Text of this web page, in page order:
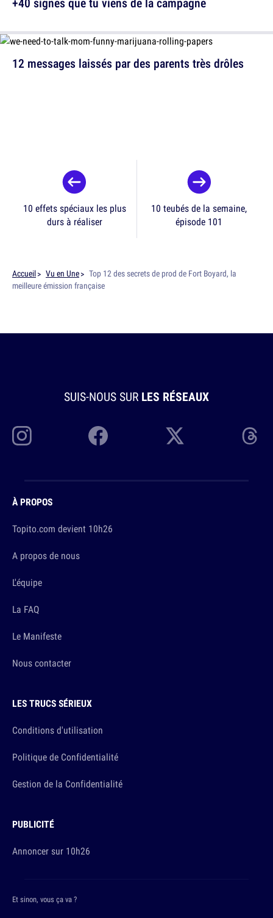
12 messages laissés par des parents très drôles
10 effets spéciaux les plus
durs à réaliser
10 teubés de la semaine,
épisode 101
Accueil Vu en Une
Top 12 des secrets de prod de Fort Boyard, la
meilleure émission française
SUIS-NOUS SUR LES RÉSEAUX
À PROPOS
Topito.com devient 10h26
A propos de nous
L'équipe
La FAQ
Le Manifeste
Nous contacter
LES TRUCS SÉRIEUX
Conditions d'utilisation
Politique de Confidentialité
Gestion de la Confidentialité
PUBLICITÉ
Annoncer sur 10h26
Et sinon, vous ça va ?